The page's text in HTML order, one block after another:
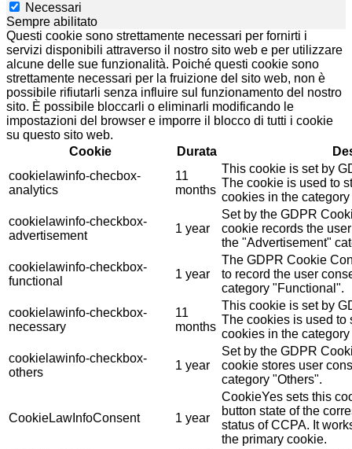
Necessari
Sempre abilitato
Questi cookie sono strettamente necessari per fornirti i
servizi disponibili attraverso il nostro sito web e per utilizzare
alcune delle sue funzionalità. Poiché questi cookie sono
strettamente necessari per la fruizione del sito web, non è
possibile rifiutarli senza influire sul funzionamento del nostro
sito. È possibile bloccarli o eliminarli modificando le
impostazioni del browser e imporre il blocco di tutti i cookie
su questo sito web.
Cookie
Durata
cookielawinfo-checbox-
analytics
11
months
This cookie is set by
The cookie is used to
cookies in the
cookielawinfo-checkbox-
advertisement
1 year
Set by the GDPR
cookie records the
the "Advertisement"
cookielawinfo-checkbox-
functional
1 year
The GDPR Cookie
to record the user
category "Functional".
cookielawinfo-checkbox-
necessary
11
months
This cookie is set by
The cookies is used to
cookies in the
cookielawinfo-checkbox-
others
1 year
Set by the GDPR
cookie stores user
category "Others".
CookieLawInfoConsent 1 year
CookieYes sets this
button state of the
status of CCPA. It
the primary cookie.